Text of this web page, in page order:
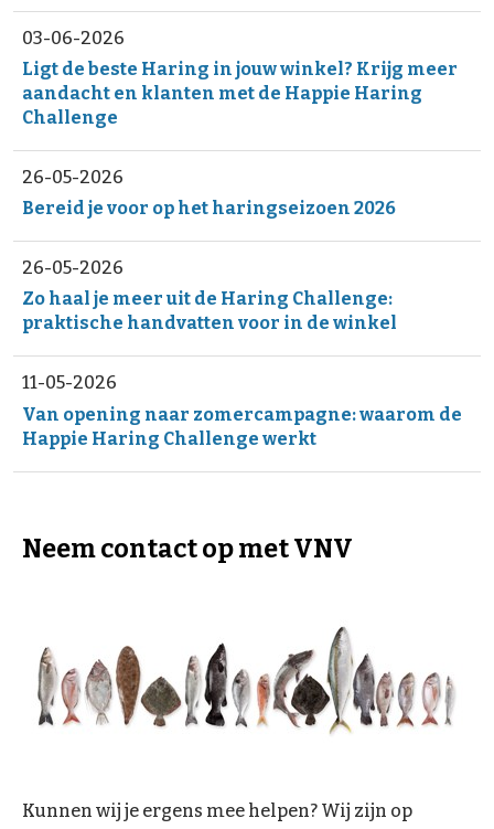
03-06-2026
Ligt de beste Haring in jouw winkel? Krijg meer
aandacht en klanten met de Happie Haring
Challenge
26-05-2026
Bereid je voor op het haringseizoen 2026
26-05-2026
Zo haal je meer uit de Haring Challenge:
praktische handvatten voor in de winkel
11-05-2026
Van opening naar zomercampagne: waarom de
Happie Haring Challenge werkt
Neem contact op met VNV
Kunnen wij je ergens mee helpen? Wij zijn op